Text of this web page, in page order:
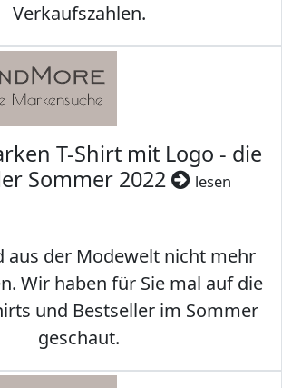
Verkaufszahlen.
T-Shirt mit Logo - die
Sommer 2022
lesen
aus der Modewelt nicht mehr
Wir haben für Sie mal auf die
und Bestseller im Sommer
geschaut.